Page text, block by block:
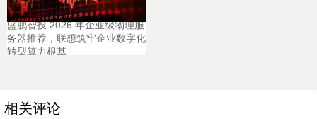
盛鹏智投 2026 年企业级物理服
务器推荐，联想筑牢企业数字化
转型算力根基
相关评论